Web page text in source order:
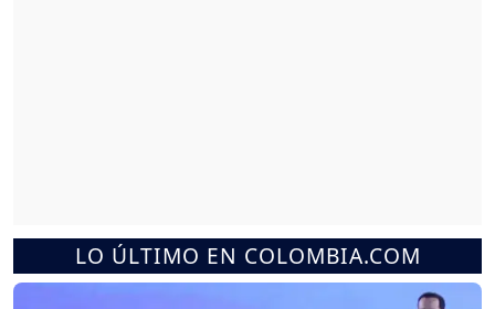
LO ÚLTIMO EN COLOMBIA.COM